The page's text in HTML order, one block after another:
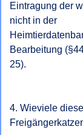
Eintragung der
nicht in der
Bearbeitung
25).
4. Wieviele